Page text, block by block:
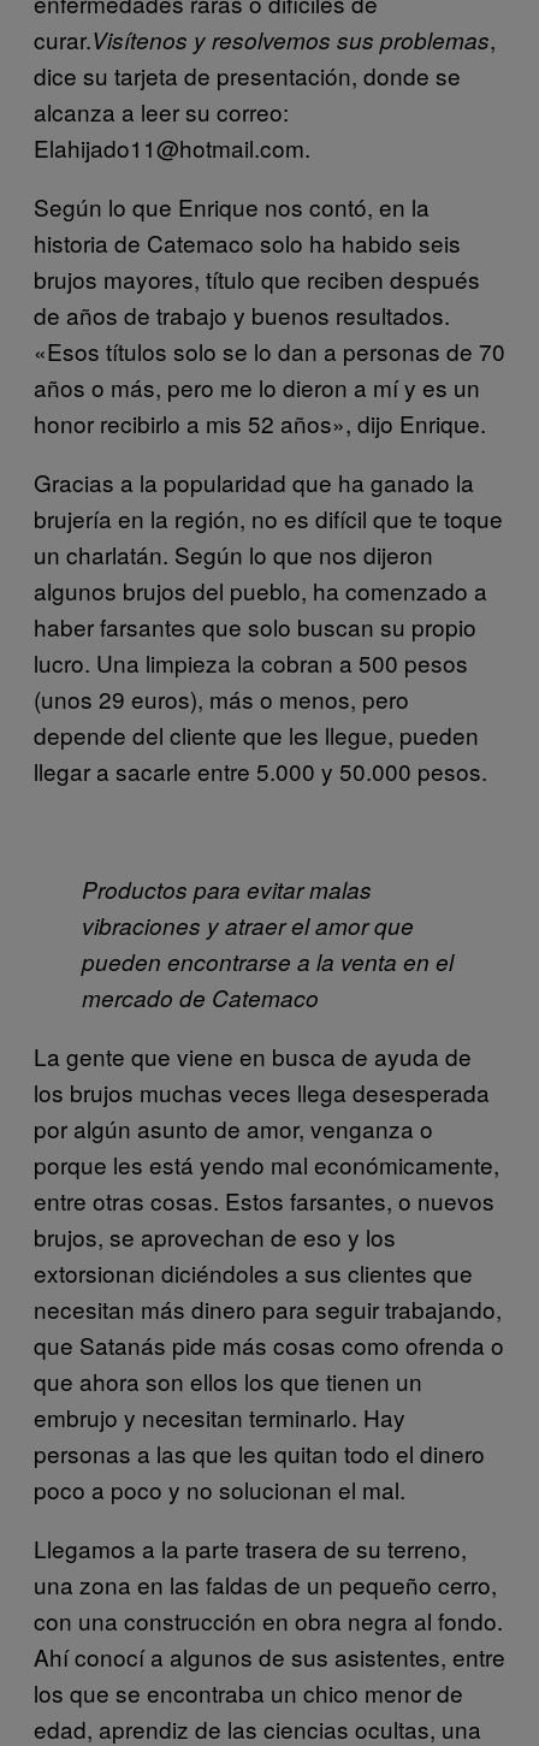
curar.Visítenos y resolvemos sus problemas,
dice su tarjeta de presentación, donde se
alcanza a leer su correo:
Elahijado11@hotmail.com.
Según lo que Enrique nos contó, en la
historia de Catemaco solo ha habido seis
brujos mayores, título que reciben después
de años de trabajo y buenos resultados.
«Esos títulos solo se lo dan a personas de 70
años o más, pero me lo dieron a mí y es un
honor recibirlo a mis 52 años», dijo Enrique.
Gracias a la popularidad que ha ganado la
brujería en la región, no es difícil que te toque
un charlatán. Según lo que nos dijeron
algunos brujos del pueblo, ha comenzado a
haber farsantes que solo buscan su propio
lucro. Una limpieza la cobran a 500 pesos
(unos 29 euros), más o menos, pero
depende del cliente que les llegue, pueden
llegar a sacarle entre 5.000 y 50.000 pesos.
Productos para evitar malas
vibraciones y atraer el amor que
pueden encontrarse a la venta en el
mercado de Catemaco
La gente que viene en busca de ayuda de
los brujos muchas veces llega desesperada
por algún asunto de amor, venganza o
porque les está yendo mal económicamente,
entre otras cosas. Estos farsantes, o nuevos
brujos, se aprovechan de eso y los
extorsionan diciéndoles a sus clientes que
necesitan más dinero para seguir trabajando,
que Satanás pide más cosas como ofrenda o
que ahora son ellos los que tienen un
embrujo y necesitan terminarlo. Hay
personas a las que les quitan todo el dinero
poco a poco y no solucionan el mal.
Llegamos a la parte trasera de su terreno,
una zona en las faldas de un pequeño cerro,
con una construcción en obra negra al fondo.
Ahí conocí a algunos de sus asistentes, entre
los que se encontraba un chico menor de
edad, aprendiz de las ciencias ocultas, una